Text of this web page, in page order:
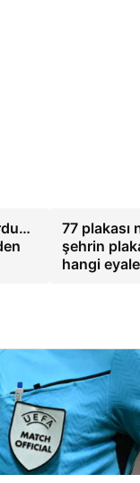
77 plakası
şehrin
hangi